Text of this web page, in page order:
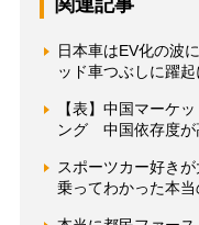
関連記事
日本車はEV化の波
ッド車つぶしに躍
【表】中国マーケ
ング 中国依存度が
スポーツカー好き
乗ってわかった本